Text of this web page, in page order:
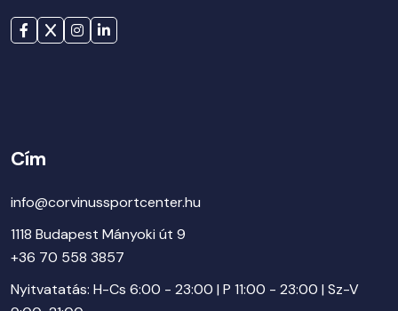
Cím
info@corvinussportcenter.hu
1118 Budapest Mányoki út 9
+36 70 558 3857
Nyitvatatás: H-Cs 6:00 - 23:00 | P 11:00 - 23:00 | Sz-V